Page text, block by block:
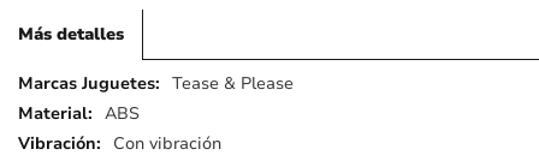
Más detalles
Más
detalles
Tease & Please
ABS
Con vibración